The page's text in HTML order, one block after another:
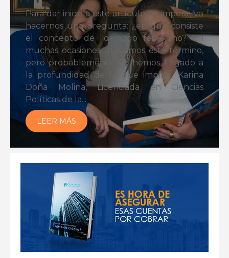
Para dar inicio a este artículo, es imperativo
hacernos una pregunta: ¿en qué consiste
el concepto de liderazgo femenino? En
muchas ocasiones utilizamos este término,
pero probablemente no hemos llegado a
la profundidad de lo que implica. Karina
Doña Molina, Licenciada en Ciencias
Políticas de la...
LEER MÁS